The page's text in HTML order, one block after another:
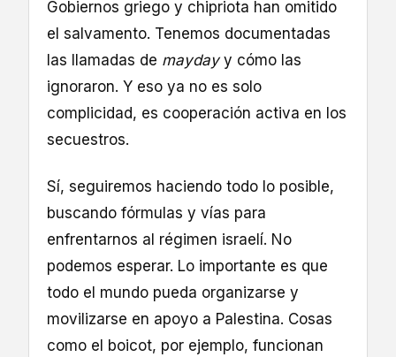
Gobiernos griego y chipriota han omitido
el salvamento. Tenemos documentadas
las llamadas de maydayy cómo las
ignoraron. Y eso ya no es solo
complicidad, es cooperación activa en los
secuestros.
Sí, seguiremos haciendo todo lo posible,
buscando fórmulas y vías para
enfrentarnos al régimen israelí. No
podemos esperar. Lo importante es que
todo el mundo pueda organizarse y
movilizarse en apoyo a Palestina. Cosas
como el boicot, por ejemplo, funcionan